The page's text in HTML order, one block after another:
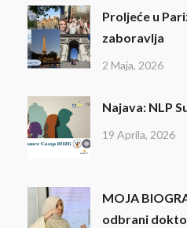
Proljeće u
zaboravlja
2 Maja, 2026
Najava: NLP
19 Aprila, 2026
MOJA
odbrani